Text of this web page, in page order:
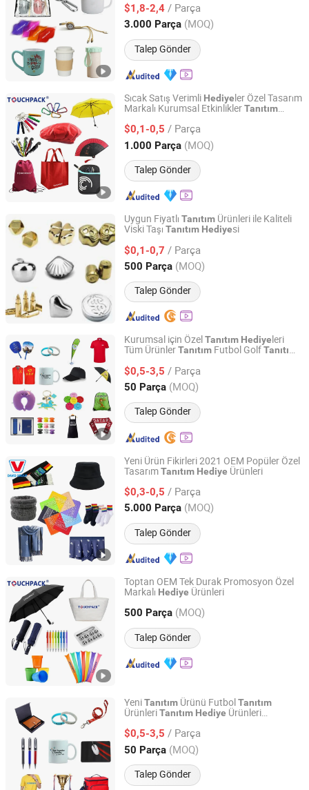
$1,8-2,4 / Parça
3.000 Parça (MOQ)
Talep Gönder
Shanghai, China Fiyat 2010
Sıcak Satış Verimli Hediyeler Özel Tasarım
Markalı Kurumsal EtkinliklerTanıtım
$0,1-0,5 / Parça
1.000 Parça (MOQ)
Talep Gönder
Shanghai Touch Industrial Development Co., Ltd.
Shanghai, China Fiyat 2010
Uygun Fiyatlı Tanıtım Ürünleri ile Kaliteli
Viski Taşı Tanıtım Hediyesi
$0,1-0,7 / Parça
500 Parça (MOQ)
Talep Gönder
XIAMEN SHUNSTONE HOMEWARE CO., LTD.
Fujian, China Fiyat 2021
Kurumsal için Özel Tanıtım Hediye leri
Tüm ÜrünlerTanıtım Futbol GolfTanıtım
TanıtımÜrünleri
$0,5-3,5 / Parça
50 Parça (MOQ)
Talep Gönder
Peipei(Guangzhou) Trading Company Ltd
Guangdong, China Fiyat 2022
Yeni Ürün Fikirleri 2021 OEM Popüler Özel
TasarımTanıtım Hediye Ürünleri
$0,3-0,5 / Parça
5.000 Parça (MOQ)
Talep Gönder
Shanghai David International Trade Co., Ltd.
Shanghai, China Fiyat 2010
Toptan OEM Tek Durak Promosyon Özel
Markalı Hediye Ürünleri
500 Parça (MOQ)
Talep Gönder
Shanghai Touch Industrial Development Co., Ltd.
Shanghai, China Fiyat 2010
YeniTanıtım Ürünü FutbolTanıtım
ÜrünleriTanıtım Hediye Ürünleri
$0,5-3,5 / Parça
50 Parça (MOQ)
Talep Gönder
Peipei(Guangzhou) Trading Company Ltd
Guangdong, China Fiyat 2022